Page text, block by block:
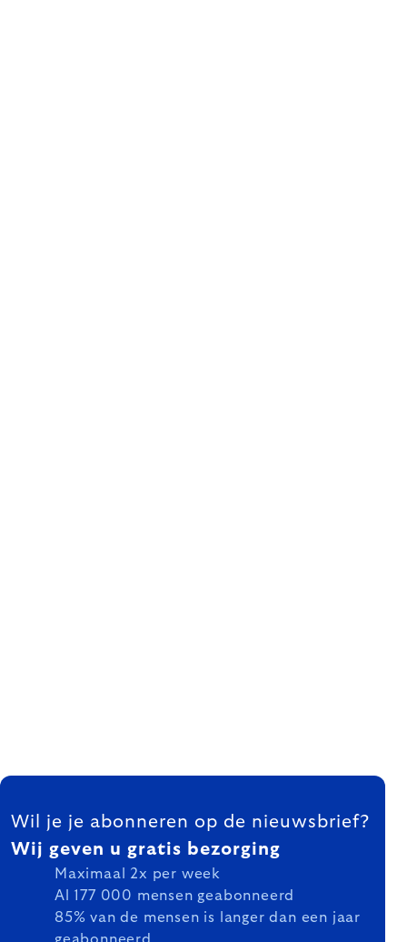
FOOTER
Wil je je abonneren op de nieuwsbrief?
Wij geven u gratis bezorging
Maximaal 2x per week
Al 177 000 mensen geabonneerd
85% van de mensen is langer dan een jaar